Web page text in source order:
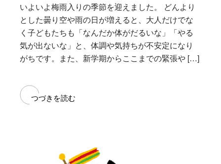
いよいよ梅雨入りの季節を迎えました。 どんより
とした曇り空や雨の日が増えると、大人だけでな
く子どもたちも「なんだか体がだるいな」「やる
気が出ないな」と、体調や気持ちが不安定になり
がちです。また、新学期からここまでの緊張や […]
つづきを読む